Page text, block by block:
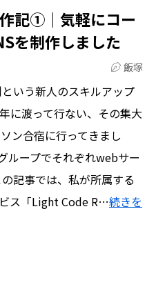
記①｜気軽にコー
を制作しました
飯塚
いう新人のスキルアップ
に渡って行ない、その集大
ン合宿に行ってきまし
ループでそれぞれwebサー
記事では、私が所属する
ス「Light Code R…続きを